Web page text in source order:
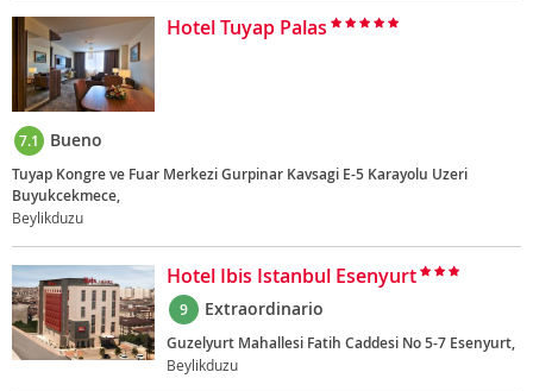
Hotel Tuyap Palas
7.1 Bueno
Tuyap Kongre ve Fuar Merkezi Gurpinar Kavsagi E-5 Karayolu Uzeri
Buyukcekmece,
Beylikduzu
Hotel Ibis Istanbul Esenyurt
9 Extraordinario
Guzelyurt Mahallesi Fatih Caddesi No 5-7 Esenyurt,
Beylikduzu